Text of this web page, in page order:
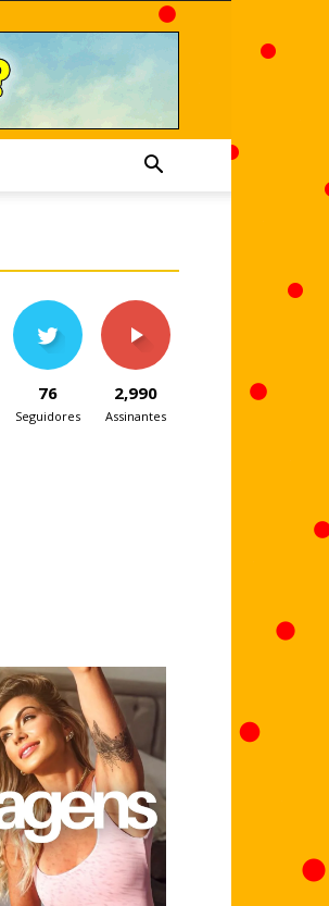
76
Seguidores
2,990
Assinantes